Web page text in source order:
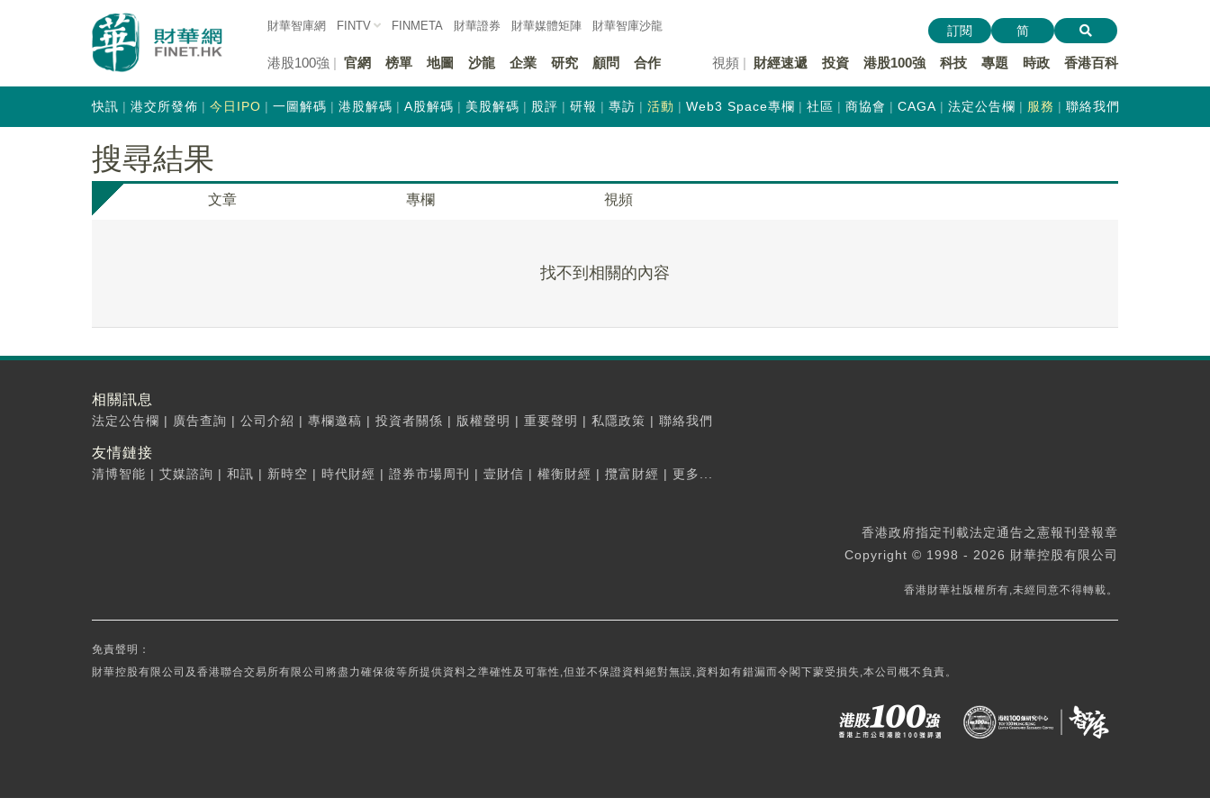
財華智庫網 FINTV FINMETA 財華證券 財華媒體矩陣 財華智庫沙龍
港股100強 官網 榜單 地圖 沙龍 企業 研究 顧問 合作 視頻 財經速遞 投資 港股100強 科技 專題 時政 香港百科
訂閱 简
快訊 港交所發佈 今日IPO 一圖解碼 港股解碼 A股解碼 美股解碼 股評 研報 專訪 活動 Web3 Space專欄 社區 商協會 CAGA 法定公告欄 服務 聯絡我們
搜尋結果
文章 專欄 視頻
找不到相關的內容
相關訊息
法定公告欄 | 廣告查詢 | 公司介紹 | 專欄邀稿 | 投資者關係 | 版權聲明 | 重要聲明 | 私隱政策 | 聯絡我們
友情鏈接
清博智能 | 艾媒諮詢 | 和訊 | 新時空 | 時代財經 | 證券市場周刊 | 壹財信 | 權衡財經 | 攬富財經 | 更多...
香港政府指定刊載法定通告之憲報刊登報章
Copyright © 1998 - 2026 財華控股有限公司
香港財華社版權所有,未經同意不得轉載。
免責聲明：
財華控股有限公司及香港聯合交易所有限公司將盡力確保彼等所提供資料之準確性及可靠性,但並不保證資料絕對無誤,資料如有錯漏而令閣下蒙受損失,本公司概不負責。